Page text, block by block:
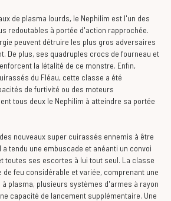
de plasma lourds, le Nephilim est l'un des
redoutables à portée d'action rapprochée.
peuvent détruire les plus gros adversaires
De plus, ses quadruples crocs de fourneau et
la létalité de ce monstre. Enfin,
du Fléau, cette classe a été
de furtivité ou des moteurs
tous deux le Nephilim à atteindre sa portée
nouveaux super cuirassés ennemis à être
a tendu une embuscade et anéanti un convoi
toutes ses escortes à lui tout seul. La classe
feu considérable et variée, comprenant une
plasma, plusieurs systèmes d'armes à rayon
capacité de lancement supplémentaire. Une